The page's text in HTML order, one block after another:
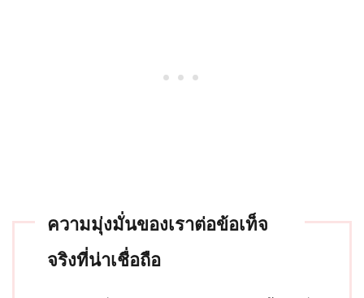
ความมุ่งมั่นของเราต่อข้อเท็จ
จริงที่น่าเชื่อถือ